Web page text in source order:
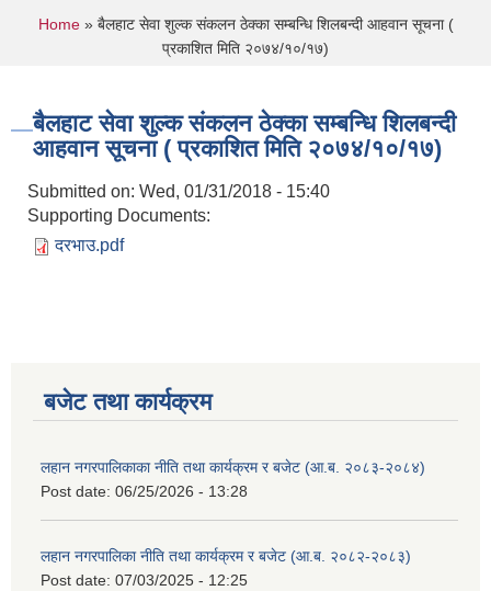
You are here
Home» बैलहाट सेवा शुल्क संकलन ठेक्का सम्बन्धि शिलबन्दी आहवान सूचना (
प्रकाशित मिति २०७४/१०/१७)
बैलहाट सेवा शुल्क संकलन ठेक्का सम्बन्धि शिलबन्दी
आहवान सूचना ( प्रकाशित मिति २०७४/१०/१७)
Submitted on: Wed, 01/31/2018 - 15:40
Supporting Documents:
दरभाउ.pdf
बजेट तथा कार्यक्रम
लहान नगरपालिकाका नीति तथा कार्यक्रम र बजेट (आ.ब. २०८३-२०८४)
Post date: 06/25/2026 - 13:28
लहान नगरपालिका नीति तथा कार्यक्रम र बजेट (आ.ब. २०८२-२०८३)
Post date: 07/03/2025 - 12:25